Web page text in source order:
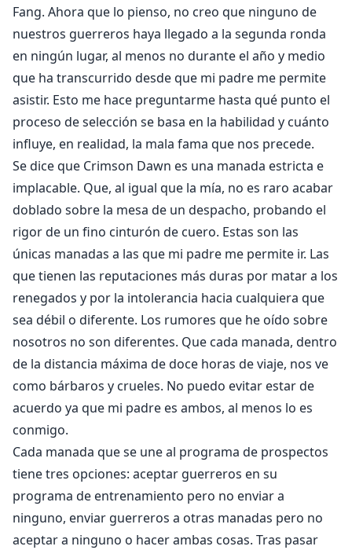
excesivamente sumisa de Cole lo lleva a la misma
situación que está desesperado por evitar, en la que
llama la atención de un alfa desconocido.
Sin embargo, entre la oscuridad de una grave
enfermedad y lesión, se topa con la misma persona
que ha estado buscando desesperadamente desde
que cumplió dieciocho años, su Luna. Su billete de ida
para salir del infierno en el que nació.
¿Encontrará Cole el coraje necesario para dejar su
manada de una vez por todas y buscar el amor y la
aceptación que nunca ha tenido?
**Advertencia sobre el contenido: esta historia
contiene descripciones de casos de abuso mental,
físico y sexual que pueden despertar la sensibilidad de
los lectores. Este libro está dirigido únicamente a
lectores adultos. **
Fang. Ahora que lo pienso, no creo que ninguno de
nuestros guerreros haya llegado a la segunda ronda
en ningún lugar, al menos no durante el año y medio
que ha transcurrido desde que mi padre me permite
asistir. Esto me hace preguntarme hasta qué punto el
proceso de selección se basa en la habilidad y cuánto
influye, en realidad, la mala fama que nos precede.
Se dice que Crimson Dawn es una manada estricta e
implacable. Que, al igual que la mía, no es raro acabar
doblado sobre la mesa de un despacho, probando el
rigor de un fino cinturón de cuero. Estas son las
únicas manadas a las que mi padre me permite ir. Las
que tienen las reputaciones más duras por matar a los
renegados y por la intolerancia hacia cualquiera que
sea débil o diferente. Los rumores que he oído sobre
nosotros no son diferentes. Que cada manada, dentro
de la distancia máxima de doce horas de viaje, nos ve
como bárbaros y crueles. No puedo evitar estar de
acuerdo ya que mi padre es ambos, al menos lo es
conmigo.
Cada manada que se une al programa de prospectos
tiene tres opciones: aceptar guerreros en su
programa de entrenamiento pero no enviar a
ninguno, enviar guerreros a otras manadas pero no
aceptar a ninguno o hacer ambas cosas. Tras pasar